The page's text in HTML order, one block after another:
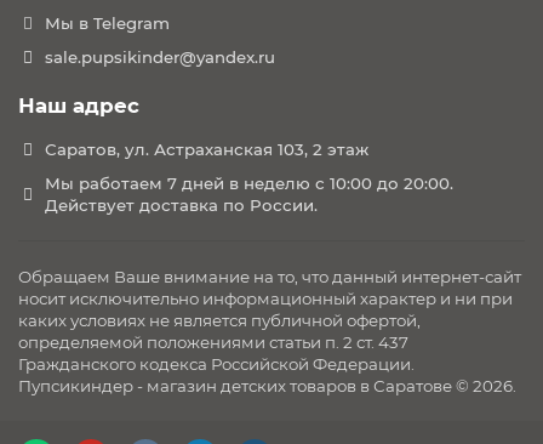
Мы в Telegram
sale.pupsikinder@yandex.ru
Наш адрес
Саратов, ул. Астраханская 103, 2 этаж
Мы работаем 7 дней в неделю с 10:00 до 20:00.
Действует доставка по России.
Обращаем Ваше внимание на то, что данный интернет-сайт
носит исключительно информационный характер и ни при
каких условиях не является публичной офертой,
определяемой положениями статьи п. 2 ст. 437
Гражданского кодекса Российской Федерации.
Пупсикиндер - магазин детских товаров в Саратове © 2026.